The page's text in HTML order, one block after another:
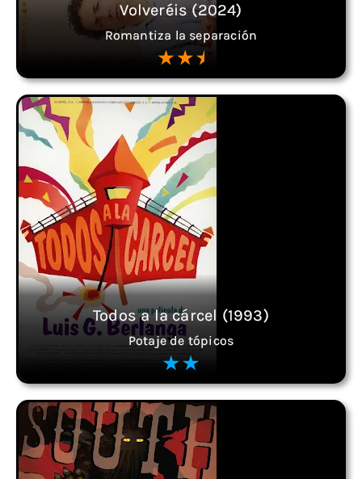
Volveréis (2024)
Romantiza la separación
Todos a la cárcel (1993)
Potaje de tópicos